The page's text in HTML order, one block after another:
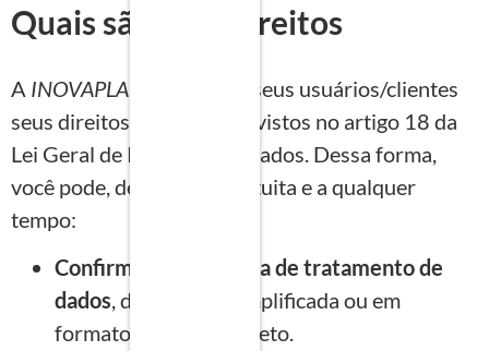
Quais são seus direitos
A INOVAPLAN
assegura a seus usuários/clientes
seus direitos de titular previstos no artigo 18 da
Lei Geral de Proteção de Dados. Dessa forma,
você pode, de maneira gratuita e a qualquer
tempo:
Confirmar a existência de tratamento de
dados, de maneira simplificada ou em
formato claro e completo.